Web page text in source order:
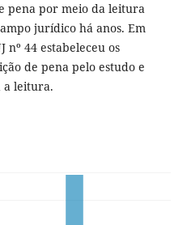
pena por meio da leitura
jurídico há anos. Em
nº 44 estabeleceu os
de pena pelo estudo e
a leitura.